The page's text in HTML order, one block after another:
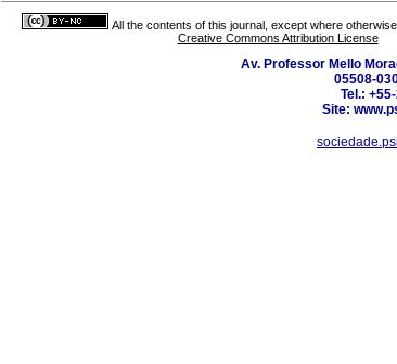
All the contents of this journal, except where
Creative Commons Attribution License
Av. Professor Mello
05508-
Tel.:
Site: